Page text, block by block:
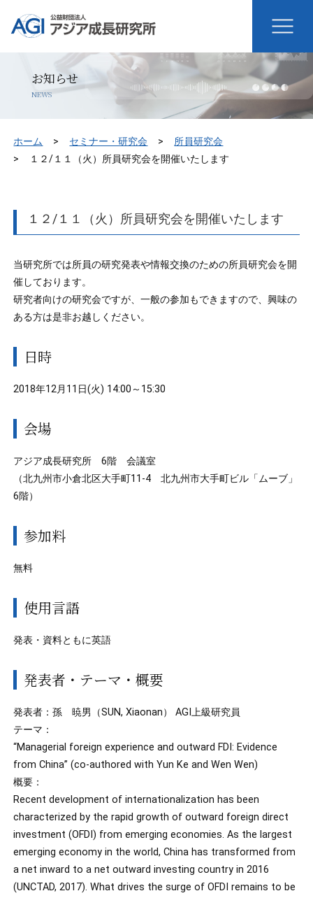
お知らせ
NEWS
ホーム セミナー・研究会
所員研究会
１２/１１（火）所員研究会を開催いたします
１２/１１（火）所員研究会を開催いたします
当研究所では所員の研究発表や情報交換のための所員研究会を開
催しております。
研究者向けの研究会ですが、一般の参加もできますので、興味の
ある方は是非お越しください。
日時
2018年12月11日(火) 14:00～15:30
会場
アジア成長研究所 6階 会議室
（北九州市小倉北区大手町11-4 北九州市大手町ビル「ムーブ」
6階）
参加料
無料
使用言語
発表・資料ともに英語
発表者・テーマ・概要
発表者：孫 暁男（SUN, Xiaonan） AGI上級研究員
テーマ：
“Managerial foreign experience and outward FDI: Evidence
from China” (co-authored with Yun Ke and Wen Wen)
概要：
Recent development of internationalization has been
characterized by the rapid growth of outward foreign direct
investment (OFDI) from emerging economies. As the largest
emerging economy in the world, China has transformed from
a net inward to a net outward investing country in 2016
(UNCTAD, 2017). What drives the surge of OFDI remains to be